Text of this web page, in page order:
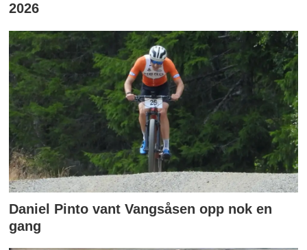
2026
Daniel Pinto vant Vangsåsen opp nok en
gang